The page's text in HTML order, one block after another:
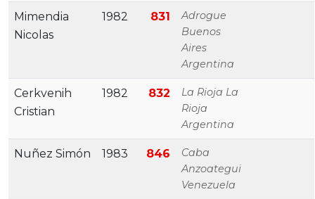
Mimendia
Nicolas
1982 831
Adrogue
Buenos
Aires
Argentina
Cerkvenih
Cristian
1982 832
La Rioja La
Rioja
Argentina
Nuñez Simón 1983 846
Caba
Anzoategui
Venezuela